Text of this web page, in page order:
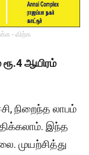
- விற்க
ஆயிரம்
நிறைந்த லாபம்
இந்த
முயற்சித்து